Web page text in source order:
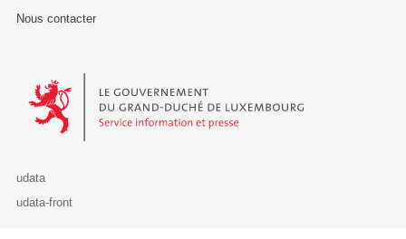
Nous contacter
Le Gouvernement du Grand-Duché de Luxembourg - Service
udata
udata-front